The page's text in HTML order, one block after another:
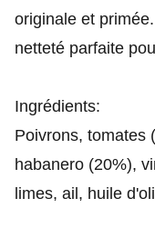
originale et
netteté parfaite
Ingrédients:
Poivrons, tomates
habanero (20%),
limes, ail, huile